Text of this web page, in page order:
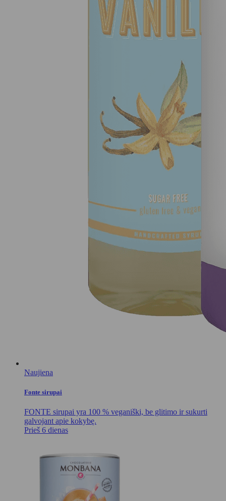
Naujiena
Fonte sirupai
FONTE sirupai yra 100 % veganiški, be glitimo ir sukurti
galvojant apie kokybę.
Prieš 6 dienas